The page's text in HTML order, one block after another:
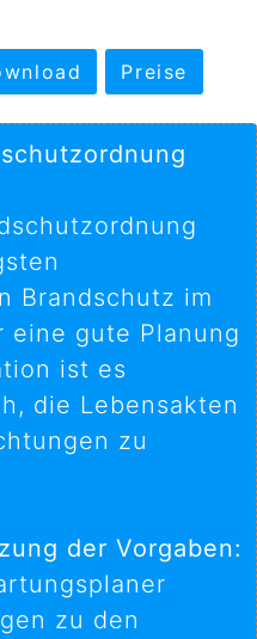
Preise
Brandschutz im
eine gute Planung
ist es
die Lebensakten
zu
der Vorgaben:
zu den